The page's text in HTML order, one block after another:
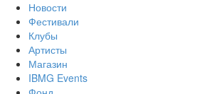
Новости
Фестивали
Клубы
Артисты
Магазин
IBMG Events